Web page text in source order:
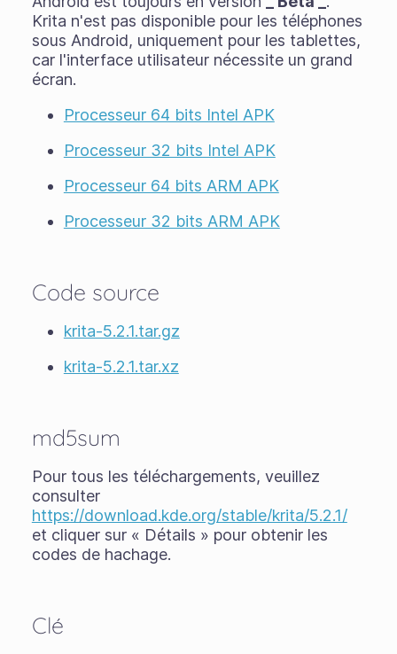
Krita n'est pas disponible pour les téléphones
sous Android, uniquement pour les tablettes,
car l'interface utilisateur nécessite un grand
écran.
Processeur 64 bits Intel APK
Processeur 32 bits Intel APK
Processeur 64 bits ARM APK
Processeur 32 bits ARM APK
Code source
krita-5.2.1.tar.gz
krita-5.2.1.tar.xz
md5sum
Pour tous les téléchargements, veuillez
consulter
https://download.kde.org/stable/krita/5.2.1/
et cliquer sur « Détails » pour obtenir les
codes de hachage.
Clé